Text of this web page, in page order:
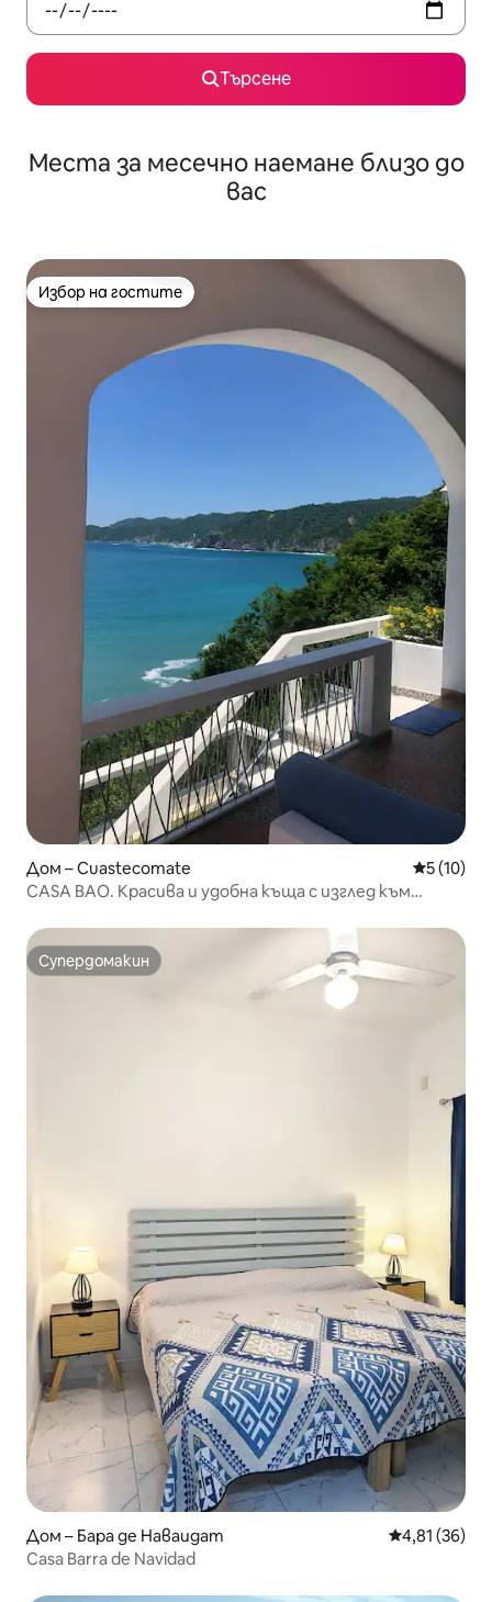
Търсене
Места за месечно наемане близо до
вас
Избор на гостите
Избор на гостите
Дом – Cuastecomate Средна
5 (10)
CASA BAO. Красива и удобна къща с изглед към
Супердомакин
Супердомакин
Дом – Бара де Наваидат Средна
4,81 (36)
Casa Barra de Navidad